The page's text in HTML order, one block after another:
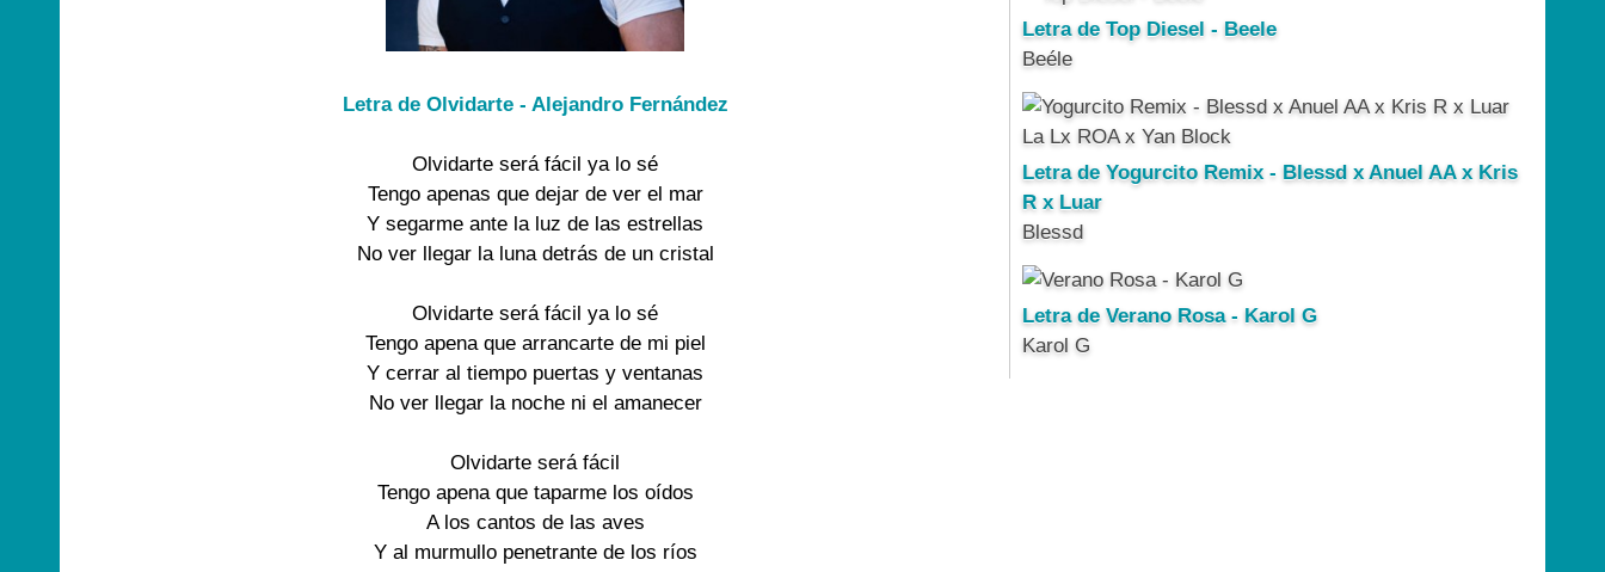
Letra de Olvidarte - Alejandro Fernández
Olvidarte será fácil ya lo sé
Tengo apenas que dejar de ver el mar
Y segarme ante la luz de las estrellas
No ver llegar la luna detrás de un cristal
Olvidarte será fácil ya lo sé
Tengo apena que arrancarte de mi piel
Y cerrar al tiempo puertas y ventanas
No ver llegar la noche ni el amanecer
Olvidarte será fácil
Tengo apena que taparme los oídos
A los cantos de las aves
Y al murmullo penetrante de los ríos
Letra de Top Diesel - Beele
Beéle
Letra de Yogurcito Remix - Blessd x Anuel AA x Kris
R x Luar
Blessd
Letra de Verano Rosa - Karol G
Karol G